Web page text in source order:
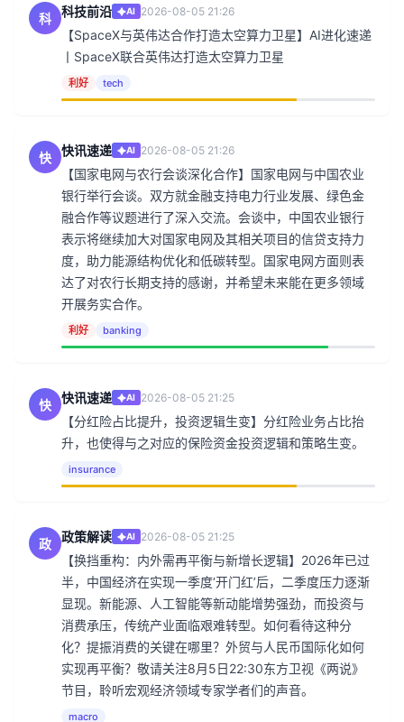
科 科技前沿 AI 2026-08-05 21:26
【SpaceX与英伟达合作打造太空算力卫星】AI进化速递
丨SpaceX联合英伟达打造太空算力卫星
利好 tech
快 快讯速递 AI 2026-08-05 21:26
【国家电网与农行会谈深化合作】国家电网与中国农业
银行举行会谈。双方就金融支持电力行业发展、绿色金
融合作等议题进行了深入交流。会谈中，中国农业银行
表示将继续加大对国家电网及其相关项目的信贷支持力
度，助力能源结构优化和低碳转型。国家电网方面则表
达了对农行长期支持的感谢，并希望未来能在更多领域
开展务实合作。
利好 banking
快 快讯速递 AI 2026-08-05 21:25
【分红险占比提升，投资逻辑生变】分红险业务占比抬
升，也使得与之对应的保险资金投资逻辑和策略生变。
insurance
政 政策解读 AI 2026-08-05 21:25
【换挡重构：内外需再平衡与新增长逻辑】2026年已过
半，中国经济在实现一季度‘开门红’后，二季度压力逐渐
显现。新能源、人工智能等新动能增势强劲，而投资与
消费承压，传统产业面临艰难转型。如何看待这种分
化？提振消费的关键在哪里？外贸与人民币国际化如何
实现再平衡？敬请关注8月5日22:30东方卫视《两说》
节目，聆听宏观经济领域专家学者们的声音。
macro